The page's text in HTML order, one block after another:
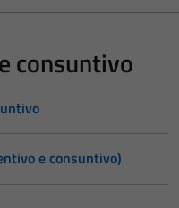
consuntivo
e consuntivo)